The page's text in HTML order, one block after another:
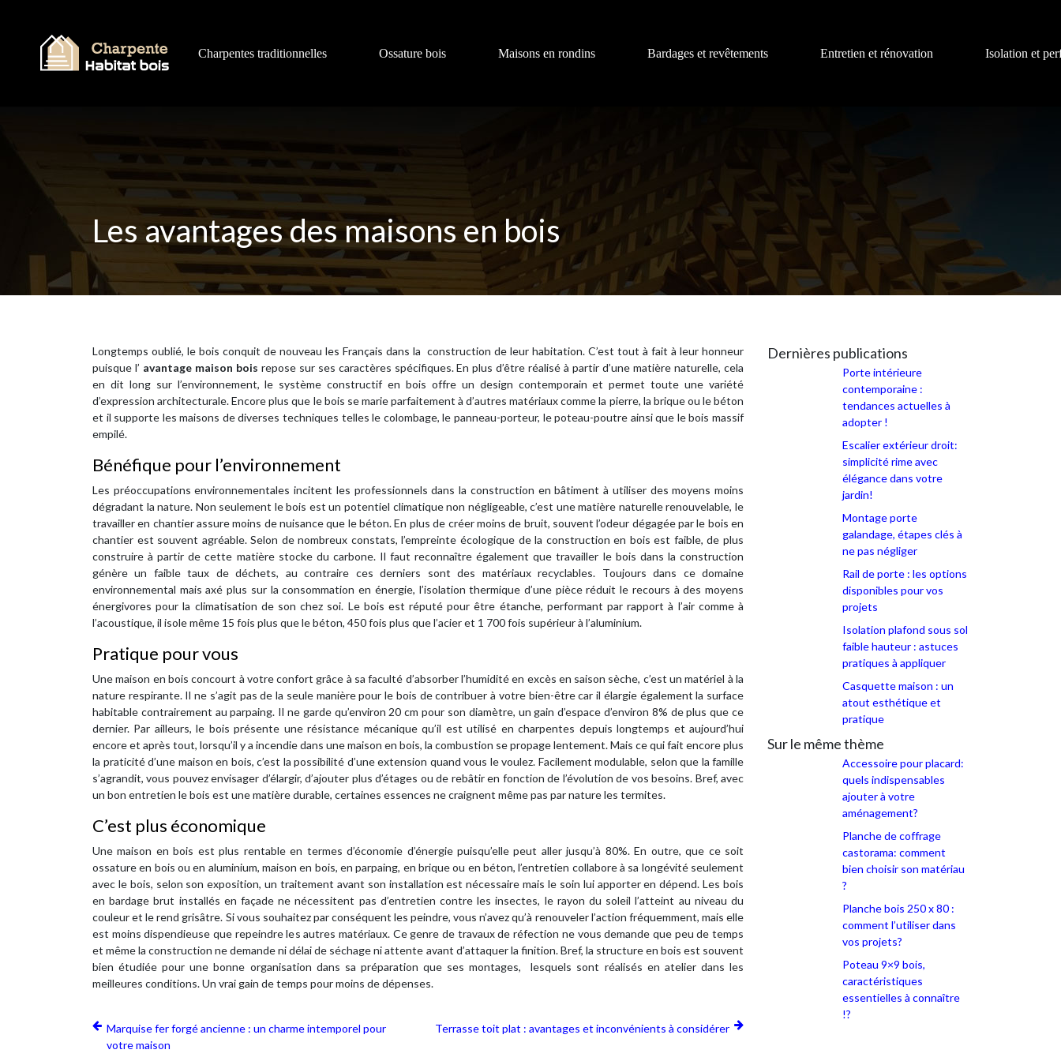
Charpentes traditionnelles Ossature bois Maisons en rondins Bardages et revêtements Entretien et rénovation Isolation et
Les avantages des maisons en bois
Longtemps oublié, le bois conquit de nouveau les Français dans la construction de leur habitation. C’est tout à fait à leur honneur
puisque l’ avantage maison bois repose sur ses caractères spécifiques. En plus d’être réalisé à partir d’une matière naturelle, cela
en dit long sur l’environnement, le système constructif en bois offre un design contemporain et permet toute une variété
d’expression architecturale. Encore plus que le bois se marie parfaitement à d’autres matériaux comme la pierre, la brique ou le béton
et il supporte les maisons de diverses techniques telles le colombage, le panneau-porteur, le poteau-poutre ainsi que le bois massif
empilé.
Bénéfique pour l’environnement
Les préoccupations environnementales incitent les professionnels dans la construction en bâtiment à utiliser des moyens moins
dégradant la nature. Non seulement le bois est un potentiel climatique non négligeable, c’est une matière naturelle renouvelable, le
travailler en chantier assure moins de nuisance que le béton. En plus de créer moins de bruit, souvent l’odeur dégagée par le bois en
chantier est souvent agréable. Selon de nombreux constats, l’empreinte écologique de la construction en bois est faible, de plus
construire à partir de cette matière stocke du carbone. Il faut reconnaître également que travailler le bois dans la construction
génère un faible taux de déchets, au contraire ces derniers sont des matériaux recyclables. Toujours dans ce domaine
environnemental mais axé plus sur la consommation en énergie, l’isolation thermique d’une pièce réduit le recours à des moyens
énergivores pour la climatisation de son chez soi. Le bois est réputé pour être étanche, performant par rapport à l’air comme à
l’acoustique, il isole même 15 fois plus que le béton, 450 fois plus que l’acier et 1 700 fois supérieur à l’aluminium.
Pratique pour vous
Une maison en bois concourt à votre confort grâce à sa faculté d’absorber l’humidité en excès en saison sèche, c’est un matériel à la
nature respirante. Il ne s’agit pas de la seule manière pour le bois de contribuer à votre bien-être car il élargie également la surface
habitable contrairement au parpaing. Il ne garde qu’environ 20 cm pour son diamètre, un gain d’espace d’environ 8% de plus que ce
dernier. Par ailleurs, le bois présente une résistance mécanique qu’il est utilisé en charpentes depuis longtemps et aujourd’hui
encore et après tout, lorsqu’il y a incendie dans une maison en bois, la combustion se propage lentement. Mais ce qui fait encore plus
la praticité d’une maison en bois, c’est la possibilité d’une extension quand vous le voulez. Facilement modulable, selon que la famille
s’agrandit, vous pouvez envisager d’élargir, d’ajouter plus d’étages ou de rebâtir en fonction de l’évolution de vos besoins. Bref, avec
un bon entretien le bois est une matière durable, certaines essences ne craignent même pas par nature les termites.
C’est plus économique
Une maison en bois est plus rentable en termes d’économie d’énergie puisqu’elle peut aller jusqu’à 80%. En outre, que ce soit
ossature en bois ou en aluminium, maison en bois, en parpaing, en brique ou en béton, l’entretien collabore à sa longévité seulement
avec le bois, selon son exposition, un traitement avant son installation est nécessaire mais le soin lui apporter en dépend. Les bois
en bardage brut installés en façade ne nécessitent pas d’entretien contre les insectes, le rayon du soleil l’atteint au niveau du
couleur et le rend grisâtre. Si vous souhaitez par conséquent les peindre, vous n’avez qu’à renouveler l’action fréquemment, mais elle
est moins dispendieuse que repeindre les autres matériaux. Ce genre de travaux de réfection ne vous demande que peu de temps
et même la construction ne demande ni délai de séchage ni attente avant d’attaquer la finition. Bref, la structure en bois est souvent
bien étudiée pour une bonne organisation dans sa préparation que ses montages, lesquels sont réalisés en atelier dans les
meilleures conditions. Un vrai gain de temps pour moins de dépenses.
Marquise fer forgé ancienne : un charme intemporel pour
votre maison
Terrasse toit plat : avantages et inconvénients à considérer
Dernières publications
Porte intérieure
contemporaine :
tendances actuelles à
adopter !
Escalier extérieur droit:
simplicité rime avec
élégance dans votre
jardin!
Montage porte
galandage, étapes clés à
ne pas négliger
Rail de porte : les options
disponibles pour vos
projets
Isolation plafond sous sol
faible hauteur : astuces
pratiques à appliquer
Casquette maison : un
atout esthétique et
pratique
Sur le même thème
Accessoire pour placard:
quels indispensables
ajouter à votre
aménagement?
Planche de coffrage
castorama: comment
bien choisir son matériau
?
Planche bois 250 x 80 :
comment l’utiliser dans
vos projets?
Poteau 9×9 bois,
caractéristiques
essentielles à connaître
!?